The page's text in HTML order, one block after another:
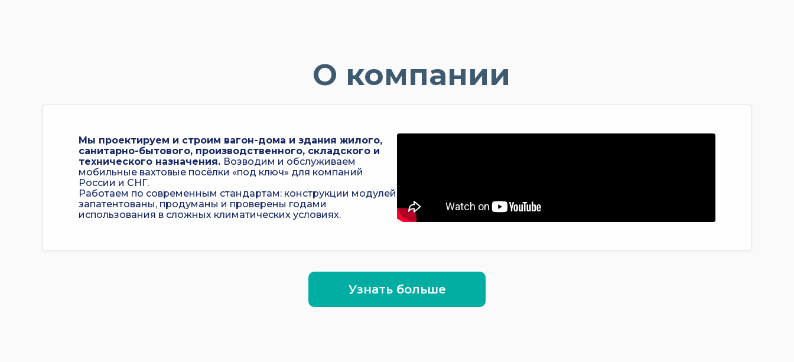
О компании
Мы проектируем и строим вагон-дома и здания жилого,
санитарно-бытового, производственного, складского и
технического назначения. Возводим и обслуживаем
мобильные вахтовые посёлки «под ключ» для компаний
России и СНГ.
Работаем по современным стандартам: конструкции модулей
запатентованы, продуманы и проверены годами
использования в сложных климатических условиях.
Узнать больше